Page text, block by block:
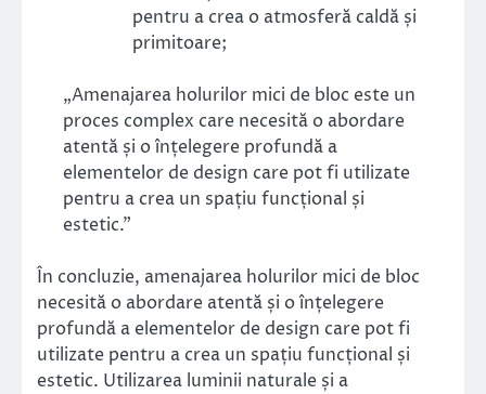
pentru a crea o atmosferă caldă și
primitoare;
„Amenajarea holurilor mici de bloc este un
proces complex care necesită o abordare
atentă și o înțelegere profundă a
elementelor de design care pot fi utilizate
pentru a crea un spațiu funcțional și
estetic.”
În concluzie, amenajarea holurilor mici de bloc
necesită o abordare atentă și o înțelegere
profundă a elementelor de design care pot fi
utilizate pentru a crea un spațiu funcțional și
estetic. Utilizarea luminii naturale și a